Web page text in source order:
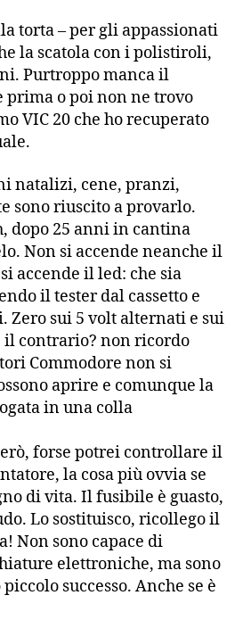
torta – per gli appassionati
la scatola con i polistiroli,
Purtroppo manca il
prima o poi non ne trovo
VIC 20 che ho recuperato
natalizi, cene, pranzi,
sono riuscito a provarlo.
dopo 25 anni in cantina
Non si accende neanche il
accende il led: che sia
il tester dal cassetto e
Zero sui 5 volt alternati e sui
il contrario? non ricordo
Commodore non si
aprire e comunque la
in una colla
forse potrei controllare il
la cosa più ovvia se
di vita. Il fusibile è guasto,
Lo sostituisco, ricollego il
Non sono capace di
elettroniche, ma sono
successo. Anche se è